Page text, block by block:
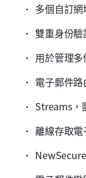
多個自訂
雙重身份驗
用於管理
電子郵件
Streams，
離線存取